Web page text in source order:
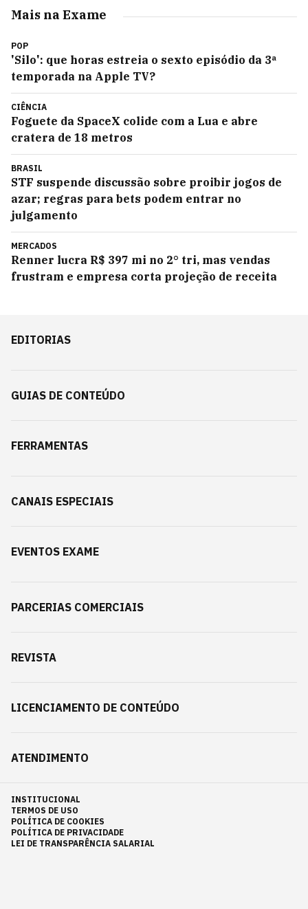
Mais na Exame
POP
'Silo': que horas estreia o sexto episódio da 3ª
temporada na Apple TV?
CIÊNCIA
Foguete da SpaceX colide com a Lua e abre
cratera de 18 metros
BRASIL
STF suspende discussão sobre proibir jogos de
azar; regras para bets podem entrar no
julgamento
MERCADOS
Renner lucra R$ 397 mi no 2° tri, mas vendas
frustram e empresa corta projeção de receita
EDITORIAS
GUIAS DE CONTEÚDO
FERRAMENTAS
CANAIS ESPECIAIS
EVENTOS EXAME
PARCERIAS COMERCIAIS
REVISTA
LICENCIAMENTO DE CONTEÚDO
ATENDIMENTO
INSTITUCIONAL
TERMOS DE USO
POLÍTICA DE COOKIES
POLÍTICA DE PRIVACIDADE
LEI DE TRANSPARÊNCIA SALARIAL